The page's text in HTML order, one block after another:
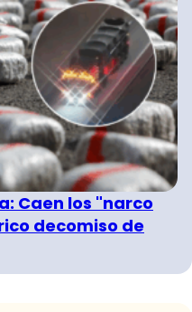
Caen los "narco
decomiso de